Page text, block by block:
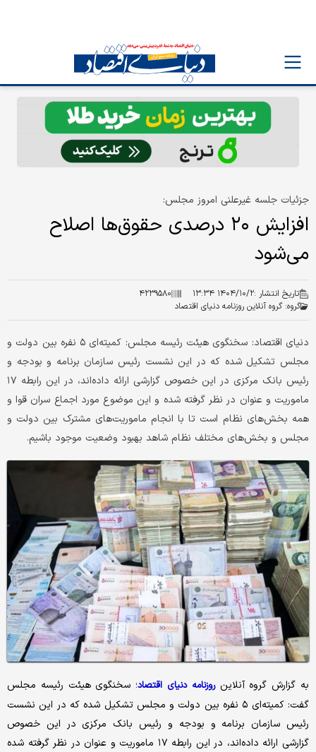
جزئیات جلسه غیرعلنی امروز مجلس:
افزایش ۲۰ درصدی حقوق‌ها اصلاح
می‌شود
تاریخ انتشار :۱۴۰۴/۱۰/۲ ۱۳:۳۴
۴۲۳۹۵۸۰
گروه: گروه آنلاین روزنامه دنیای اقتصاد
دنیای اقتصاد: سخنگوی هیئت رئیسه مجلس: کمیته‌ای ۵ نفره بین دولت و
مجلس تشکیل شده که در این نشست رئیس سازمان برنامه و بودجه و
رئیس بانک مرکزی در این خصوص گزارشی ارائه داده‌اند، در این رابطه ۱۷
ماموریت و عنوان در نظر گرفته شده و این موضوع مورد اجماع سران قوا و
همه بخش‌های نظام است تا با انجام ماموریت‌های مشترک بین دولت و
مجلس و بخش‌های مختلف نظام شاهد بهبود وضعیت موجود باشیم.
به گزارش گروه آنلاینروزنامه دنیای اقتصاد؛ سخنگوی هیئت رئیسه مجلس
گفت: کمیته‌ای ۵ نفره بین دولت و مجلس تشکیل شده که در این نشست
رئیس سازمان برنامه و بودجه و رئیس بانک مرکزی در این خصوص
گزارشی ارائه داده‌اند، در این رابطه ۱۷ ماموریت و عنوان در نظر گرفته شده